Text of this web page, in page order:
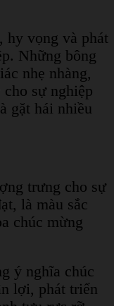
hy vọng và phát
Những bông
nhẹ nhàng,
sự nghiệp
gặt hái nhiều
trưng cho sự
là màu sắc
chúc mừng
ý nghĩa chúc
lợi, phát triển